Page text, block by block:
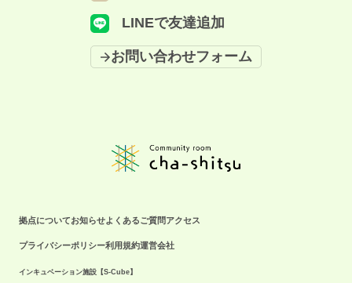
徒歩4分(S-Cube1階) --- #chashitsu #コワークを味わお
う #canva #ワークショップ #初級編 #canva講座 #実践
型講座 #パソコン #スキル #スキルアップ #scube #エス
キューブ #交流 #堺市交流会 #起業家応援 #起業支援 #なかもず #中百舌鳥
繋がりたい #起業したい人と繋がりたい #学生起業 #学生起業家 #コミ ュ
LINEで友達追加
お問い合わせフォーム
拠点についてお知らせよくあるご質問アクセス
プライバシーポリシー利用規約運営会社
インキュベーション施設【S-Cube】